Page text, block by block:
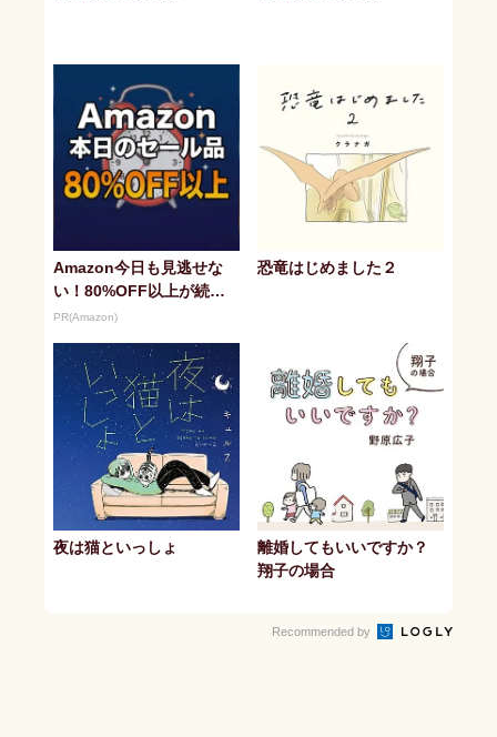
Amazon今日も見逃せな
い！80%OFF以上が続々
登場
PR(Amazon)
恐竜はじめました２
夜は猫といっしょ
離婚してもいいですか？
翔子の場合
Recommended by